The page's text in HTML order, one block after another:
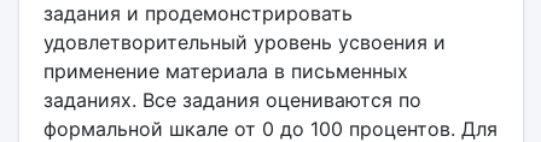
задания и продемонстрировать
удовлетворительный уровень усвоения и
применение материала в письменных
заданиях. Все задания оцениваются по
формальной шкале от 0 до 100 процентов. Для